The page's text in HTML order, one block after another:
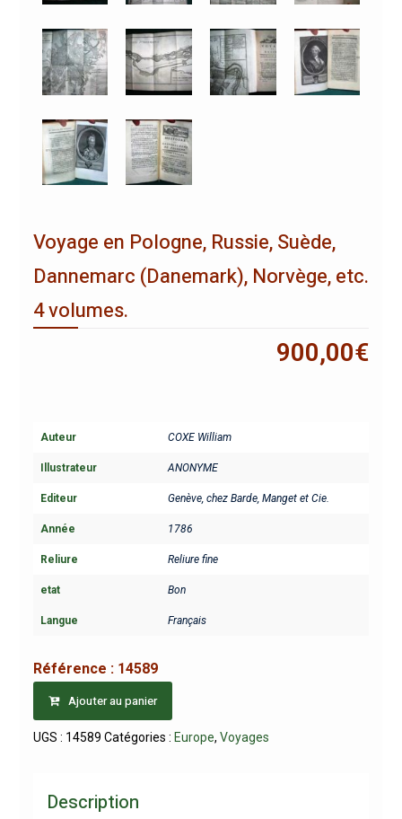
Voyage en Pologne, Russie, Suède,
Dannemarc (Danemark), Norvège, etc.
4 volumes.
900,00€
Auteur COXE William
Illustrateur ANONYME
Editeur Genève, chez Barde, Manget et Cie.
Année 1786
Reliure Reliure fine
etat Bon
Langue Français
Référence : 14589
Ajouter au panier
UGS : 14589 Catégories : Europe, Voyages
Description